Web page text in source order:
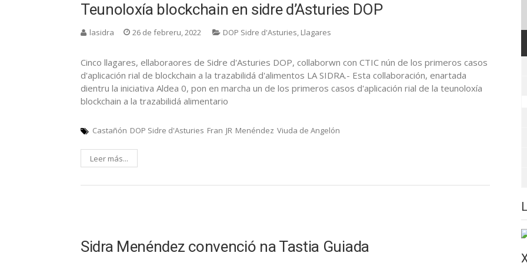
Teunoloxía blockchain en sidre d’Asturies DOP
lasidra 26 de febreru, 2022 DOP Sidre d'Asturies, Llagares
Cinco llagares, ellaboraores de Sidre d'Asturies DOP, collaborwn con CTIC nún de los primeros casos
d'aplicación rial de blockchain a la trazabilidá d'alimentos LA SIDRA.- Esta collaboración, enartada
dientru la iniciativa Aldea 0, pon en marcha un de los primeros casos d'aplicación rial de la teunoloxía
blockchain a la trazabilidá alimentario
Castañón DOP Sidre d'Asturies Fran JR Menéndez Viuda de Angelón
Leer más...
Sidra Menéndez convenció na Tastia Guiada